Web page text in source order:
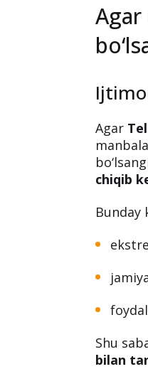
Agar
chiqib
Shu
bilan